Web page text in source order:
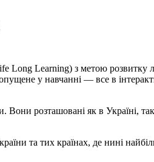
Long Learning) з метою розвитку
у навчанні — все в
Вони розташовані як в Україні,
та тих країнах, де нині